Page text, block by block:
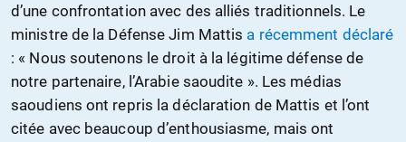
d’une confrontation avec des alliés traditionnels. Le
ministre de la Défense Jim Mattis a récemment déclaré
: « Nous soutenons le droit à la légitime défense de
notre partenaire, l’Arabie saoudite ». Les médias
saoudiens ont repris la déclaration de Mattis et l’ont
citée avec beaucoup d’enthousiasme, mais ont